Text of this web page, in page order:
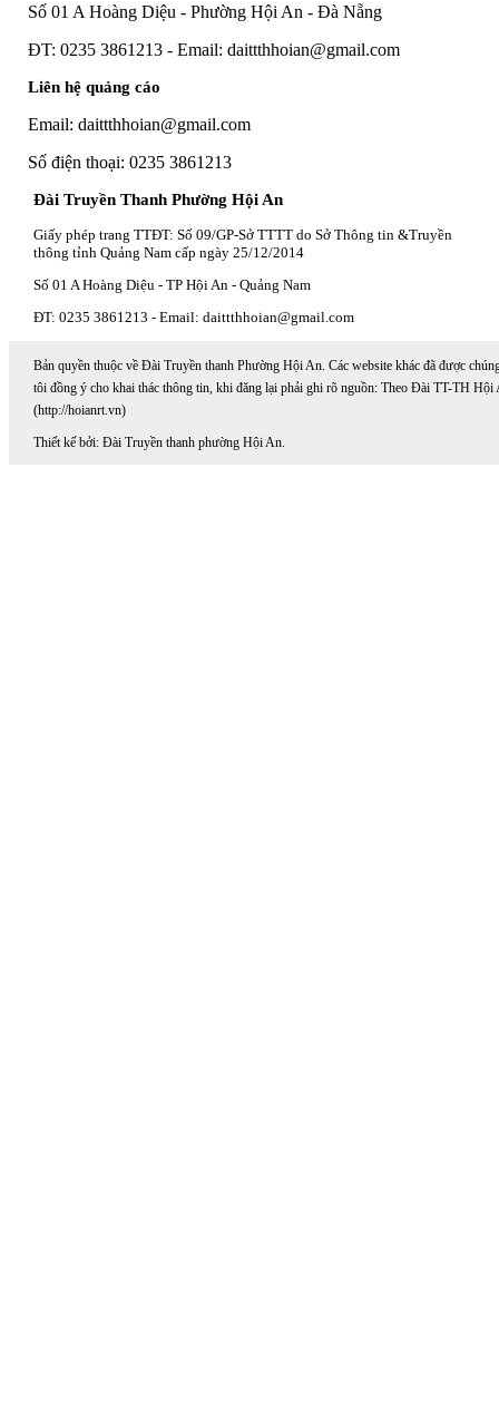
Số 01 A Hoàng Diệu - Phường Hội An - Đà Nẵng
ĐT: 0235 3861213 - Email: daittthhoian@gmail.com
Liên hệ quảng cáo
Email: daittthhoian@gmail.com
Số điện thoại: 0235 3861213
Đài Truyền Thanh Phường Hội An
Giấy phép trang TTĐT: Số 09/GP-Sở TTTT do Sở Thông tin &Truyền
thông tỉnh Quảng Nam cấp ngày 25/12/2014
Số 01 A Hoàng Diệu - TP Hội An - Quảng Nam
ĐT: 0235 3861213 - Email: daittthhoian@gmail.com
Bản quyền thuộc về Đài Truyền thanh Phường Hội An. Các website khác đã được
tôi đồng ý cho khai thác thông tin, khi đăng lại phải ghi rõ nguồn: Theo Đài TT-TH Hội
(http://hoianrt.vn)
Thiết kế bởi: Đài Truyền thanh phường Hội An.